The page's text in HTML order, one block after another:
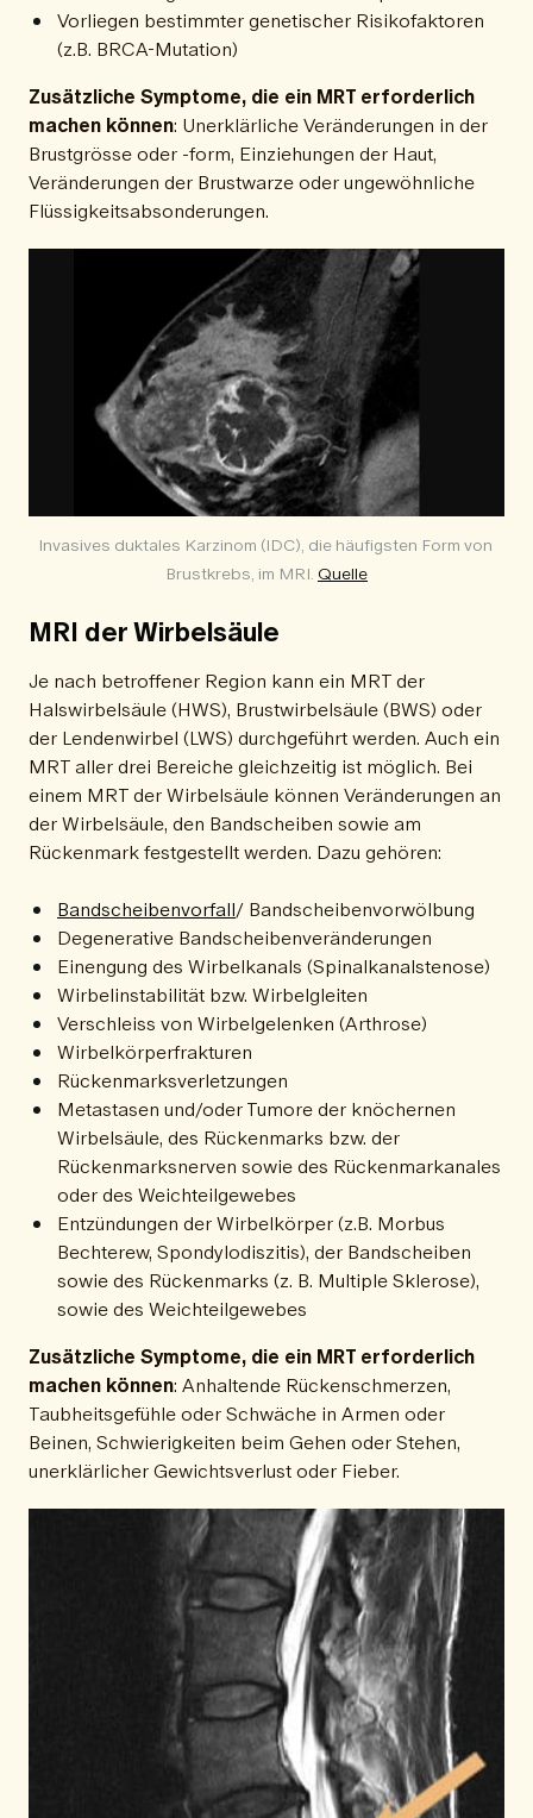
Vorliegen bestimmter genetischer Risikofaktoren
(z.B. BRCA-Mutation)
Zusätzliche Symptome, die ein MRT erforderlich
machen können: Unerklärliche Veränderungen in der
Brustgrösse oder -form, Einziehungen der Haut,
Veränderungen der Brustwarze oder ungewöhnliche
Flüssigkeitsabsonderungen.
Invasives duktales Karzinom (IDC), die häufigsten Form von
Brustkrebs, im MRI. Quelle
MRI der Wirbelsäule
Je nach betroffener Region kann ein MRT der
Halswirbelsäule (HWS), Brustwirbelsäule (BWS) oder
der Lendenwirbel (LWS) durchgeführt werden. Auch ein
MRT aller drei Bereiche gleichzeitig ist möglich. Bei
einem MRT der Wirbelsäule können Veränderungen an
der Wirbelsäule, den Bandscheiben sowie am
Rückenmark festgestellt werden. Dazu gehören:
Bandscheibenvorfall/ Bandscheibenvorwölbung
Degenerative Bandscheibenveränderungen
Einengung des Wirbelkanals (Spinalkanalstenose)
Wirbelinstabilität bzw. Wirbelgleiten
Verschleiss von Wirbelgelenken (Arthrose)
Wirbelkörperfrakturen
Rückenmarksverletzungen
Metastasen und/oder Tumore der knöchernen
Wirbelsäule, des Rückenmarks bzw. der
Rückenmarksnerven sowie des Rückenmarkanales
oder des Weichteilgewebes
Entzündungen der Wirbelkörper (z.B. Morbus
Bechterew, Spondylodiszitis), der Bandscheiben
sowie des Rückenmarks (z. B. Multiple Sklerose),
sowie des Weichteilgewebes
Zusätzliche Symptome, die ein MRT erforderlich
machen können: Anhaltende Rückenschmerzen,
Taubheitsgefühle oder Schwäche in Armen oder
Beinen, Schwierigkeiten beim Gehen oder Stehen,
unerklärlicher Gewichtsverlust oder Fieber.